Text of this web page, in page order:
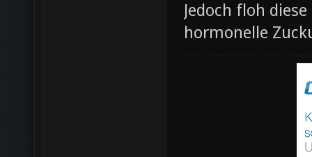
Jedoch floh
hormonelle